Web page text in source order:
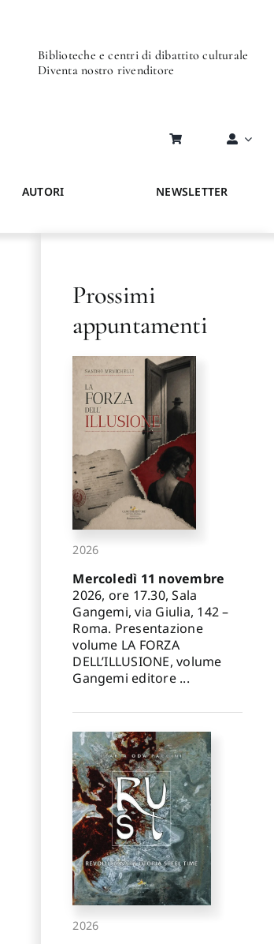
Biblioteche e centri di dibattito culturale
Diventa nostro rivenditore
AUTORI NEWSLETTER
Prossimi
appuntamenti
2026
Mercoledì 11 novembre
2026, ore 17.30, Sala
Gangemi, via Giulia, 142 –
Roma. Presentazione
volume LA FORZA
DELL’ILLUSIONE, volume
Gangemi editore ...
2026